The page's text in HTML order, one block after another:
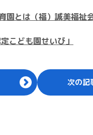
園とは（福）誠美福
こども園せいび」
次の記